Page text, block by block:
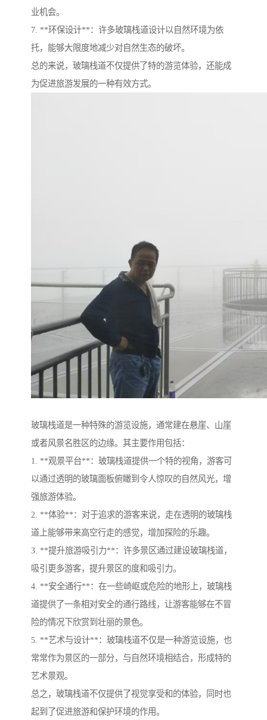
业机会。
7. **环保设计**：许多玻璃栈道设计以自然环境为依
托，能够大限度地减少对自然生态的破坏。
总的来说，玻璃栈道不仅提供了特的游览体验，还能成
为促进旅游发展的一种有效方式。
玻璃栈道是一种特殊的游览设施，通常建在悬崖、山崖
或者风景名胜区的边缘。其主要作用包括：
1. **观景平台**：玻璃栈道提供一个特的视角，游客可
以通过透明的玻璃面板俯瞰到令人惊叹的自然风光，增
强旅游体验。
2. **体验**：对于追求的游客来说，走在透明的玻璃栈
道上能够带来高空行走的感觉，增加探险的乐趣。
3. **提升旅游吸引力**：许多景区通过建设玻璃栈道，
吸引更多游客，提升景区的度和吸引力。
4. **安全通行**：在一些崎岖或危险的地形上，玻璃栈
道提供了一条相对安全的通行路线，让游客能够在不冒
险的情况下欣赏到壮丽的景色。
5. **艺术与设计**：玻璃栈道不仅是一种游览设施，也
常常作为景区的一部分，与自然环境相结合，形成特的
艺术景观。
总之，玻璃栈道不仅提供了视觉享受和的体验，同时也
起到了促进旅游和保护环境的作用。